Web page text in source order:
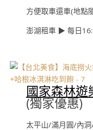
方便取車還車(地點
澎湖租車 ▶︎ 每日
國家森林遊
(獨家優惠)
太平山/滿月圓/內